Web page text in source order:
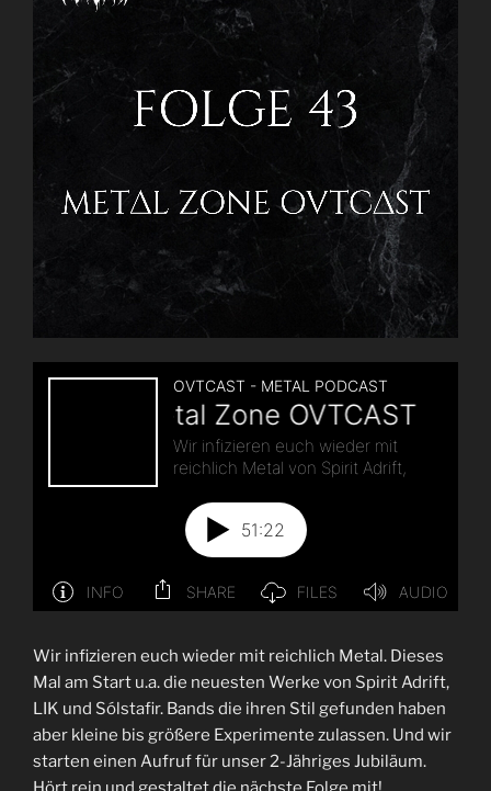
Wir infizieren euch wieder mit reichlich Metal. Dieses
Mal am Start u.a. die neuesten Werke von Spirit Adrift,
LIK und Sólstafir. Bands die ihren Stil gefunden haben
aber kleine bis größere Experimente zulassen. Und wir
starten einen Aufruf für unser 2-Jähriges Jubiläum.